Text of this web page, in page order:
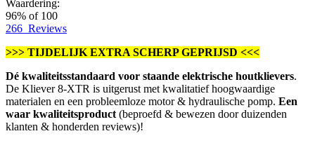
Waardering:
96% of 100
266 Reviews
>>> TIJDELIJK EXTRA SCHERP GEPRIJSD <<<
Dé kwaliteitsstandaard voor staande elektrische houtklievers.
De Kliever 8-XTR is uitgerust met kwalitatief hoogwaardige
materialen en een probleemloze motor & hydraulische pomp. Een
waar kwaliteitsproduct (beproefd & bewezen door duizenden
klanten & honderden reviews)!